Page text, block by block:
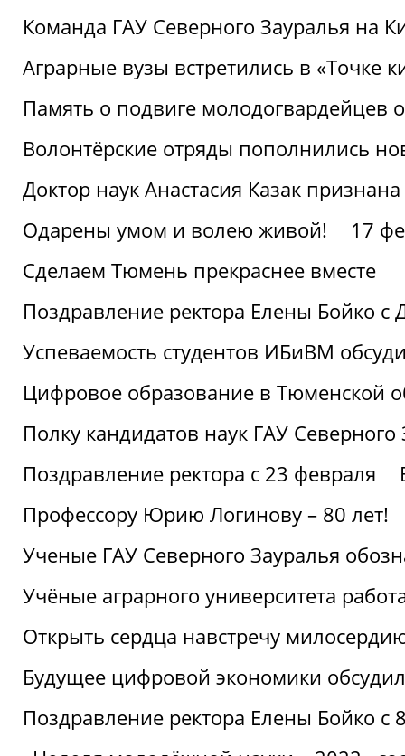
Команда ГАУ Северного Зауралья на
Аграрные вузы встретились в «Точке
Память о подвиге молодогвардейцев
Волонтёрские отряды пополнились
Доктор наук Анастасия Казак
Одарены умом и волею живой!
17
Сделаем Тюмень прекраснее вместе
Поздравление ректора Елены Бойко с
Успеваемость студентов ИБиВМ
Цифровое образование в Тюменской
Полку кандидатов наук ГАУ
Поздравление ректора с 23 февраля
Профессору Юрию Логинову – 80 лет!
Ученые ГАУ Северного Зауралья
Учёные аграрного университета
Открыть сердца навстречу
Будущее цифровой экономики
Поздравление ректора Елены Бойко с